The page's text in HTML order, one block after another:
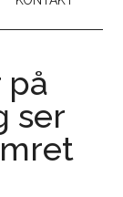
på
ser